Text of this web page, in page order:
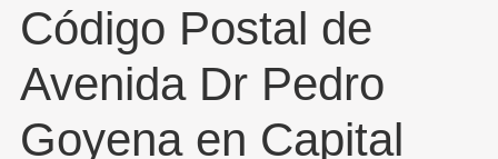
Código Postal de
Avenida Dr Pedro
Goyena en Capital